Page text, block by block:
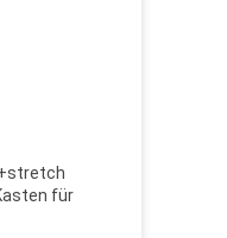
für